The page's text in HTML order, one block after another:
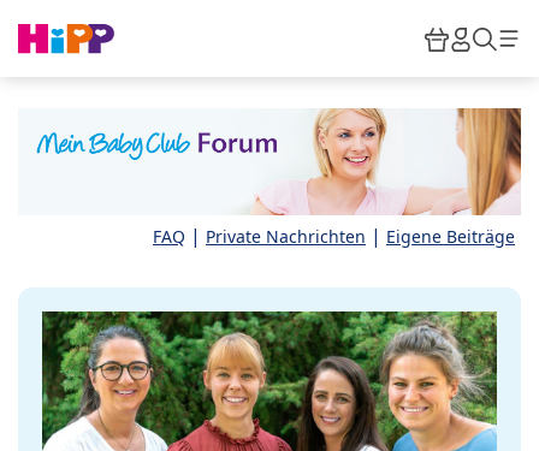
HiPP
FAQ | Private Nachrichten | Eigene Beiträge